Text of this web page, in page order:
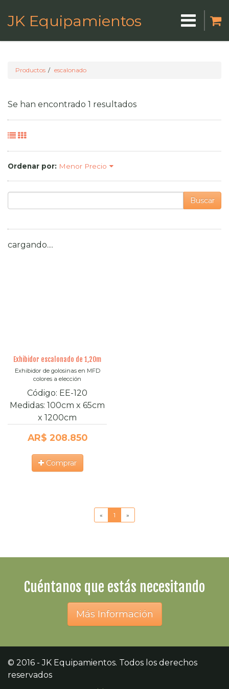
JK Equipamientos
Productos escalonado
Se han encontrado 1 resultados
Ordenar por: Menor Precio
Buscar
cargando....
Exhibidor escalonado de 1,20m
Exhibidor de golosinas en MFD
colores a elección
Código: EE-120
Medidas: 100cm x 65cm
x 1200cm
AR$ 208.850
Comprar
« 1 »
Cuéntanos que estás necesitando
Más Información
© 2016 - JK Equipamientos. Todos los derechos
reservados